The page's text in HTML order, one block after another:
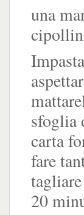
una
sfoglia
carta
fare
20